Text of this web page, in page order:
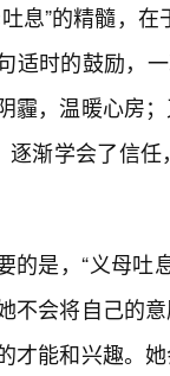
息”的精髓，
适时的鼓励，
霾，温暖心房
逐渐学会了信
的是，“义母吐
不会将自己的
才能和兴趣。